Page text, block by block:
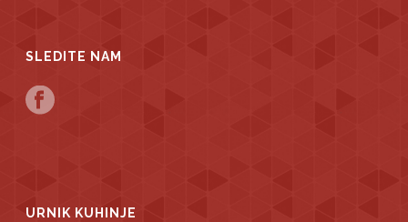
SLEDITE NAM
URNIK KUHINJE